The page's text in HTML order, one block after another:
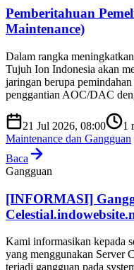
Pemberitahuan
Maintenance)
Dalam rangka
Tujuh Ion Indonesia akan
jaringan berupa
penggantian AOC/DAC
21 Jul 2026, 08:00 1
Maintenance dan Gangguan
Baca
Gangguan
[INFORMASI]
Kami informasikan kepada
yang menggunakan Server
terjadi gangguan pada